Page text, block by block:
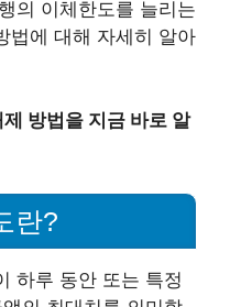
의 이체한도를 늘리는
법에 대해 자세히 알아
방법을 지금 바로 알
란?
하루 동안 또는 특정